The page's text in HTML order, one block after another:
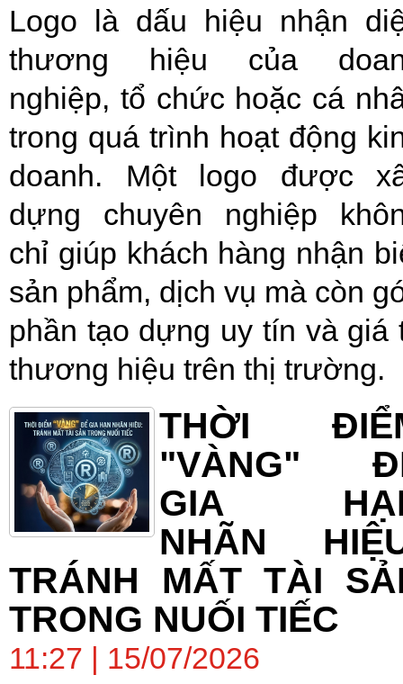
Logo là dấu hiệu nhận
thương hiệu của
nghiệp, tổ chức hoặc cá
trong quá trình hoạt động
doanh. Một logo được
dựng chuyên nghiệp
chỉ giúp khách hàng nhận
sản phẩm, dịch vụ mà còn
phần tạo dựng uy tín và giá
thương hiệu trên thị trường.
THỜI
"VÀNG"
GIA
NHÃN
TRÁNH MẤT TÀI
TRONG NUỐI TIẾC
11:27 | 15/07/2026